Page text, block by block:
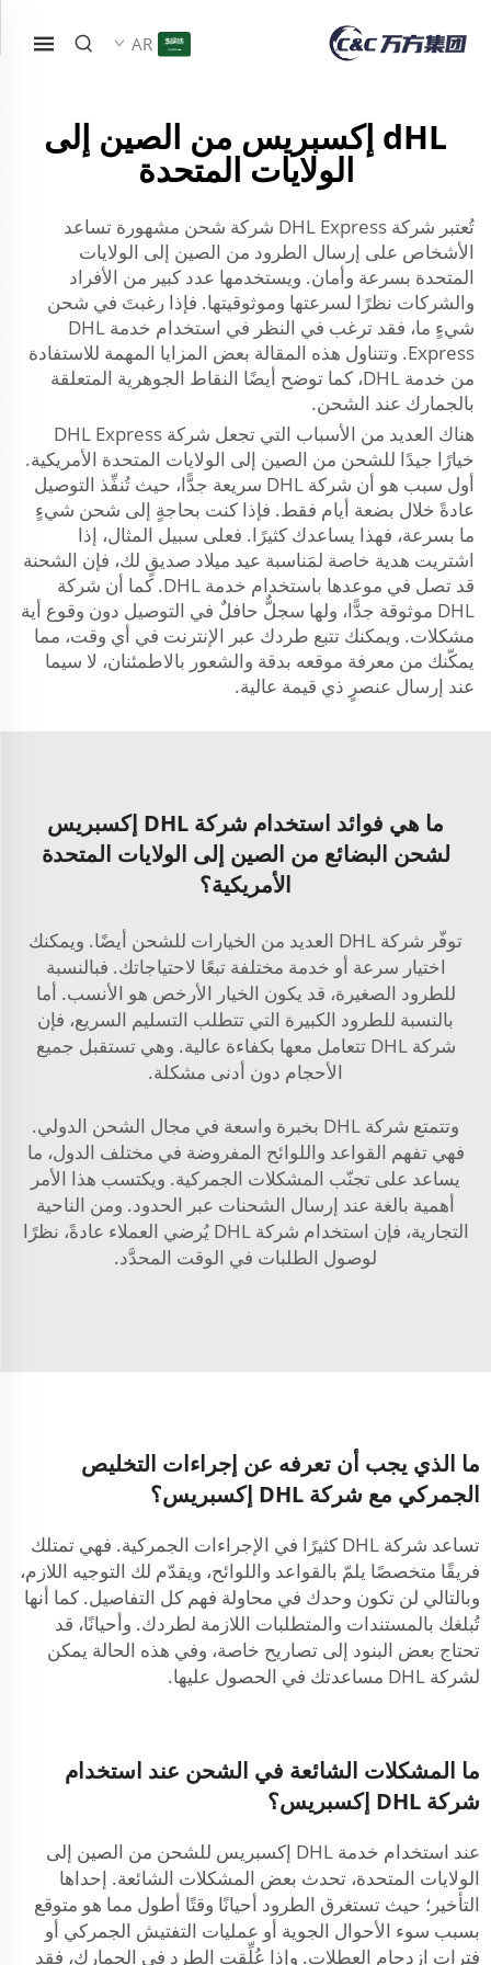
AR
dHL إكسبريس من الصين إلى
الولايات المتحدة
تُعتبر شركة DHL Express شركة شحن مشهورة تساعد
الأشخاص على إرسال الطرود من الصين إلى الولايات
المتحدة بسرعة وأمان. ويستخدمها عدد كبير من الأفراد
والشركات نظرًا لسرعتها وموثوقيتها. فإذا رغبتَ في شحن
شيءٍ ما، فقد ترغب في النظر في استخدام خدمة DHL
Express. وتتناول هذه المقالة بعض المزايا المهمة للاستفادة
من خدمة DHL، كما توضح أيضًا النقاط الجوهرية المتعلقة
بالجمارك عند الشحن.
هناك العديد من الأسباب التي تجعل شركة DHL Express
خيارًا جيدًا للشحن من الصين إلى الولايات المتحدة الأمريكية.
أول سبب هو أن شركة DHL سريعة جدًّا، حيث تُنفِّذ التوصيل
عادةً خلال بضعة أيام فقط. فإذا كنت بحاجةٍ إلى شحن شيءٍ
ما بسرعة، فهذا يساعدك كثيرًا. فعلى سبيل المثال، إذا
اشتريت هدية خاصة لمَناسبة عيد ميلاد صديقٍ لك، فإن الشحنة
قد تصل في موعدها باستخدام خدمة DHL. كما أن شركة
DHL موثوقة جدًّا، ولها سجلٌّ حافلٌ في التوصيل دون وقوع أية
مشكلات. ويمكنك تتبع طردك عبر الإنترنت في أي وقت، مما
يمكّنك من معرفة موقعه بدقة والشعور بالاطمئنان، لا سيما
عند إرسال عنصرٍ ذي قيمة عالية.
ما هي فوائد استخدام شركة DHL إكسبريس
لشحن البضائع من الصين إلى الولايات المتحدة
الأمريكية؟
توفّر شركة DHL العديد من الخيارات للشحن أيضًا. ويمكنك
اختيار سرعة أو خدمة مختلفة تبعًا لاحتياجاتك. فبالنسبة
للطرود الصغيرة، قد يكون الخيار الأرخص هو الأنسب. أما
بالنسبة للطرود الكبيرة التي تتطلب التسليم السريع، فإن
شركة DHL تتعامل معها بكفاءة عالية. وهي تستقبل جميع
الأحجام دون أدنى مشكلة.
وتتمتع شركة DHL بخبرة واسعة في مجال الشحن الدولي.
فهي تفهم القواعد واللوائح المفروضة في مختلف الدول، ما
يساعد على تجنّب المشكلات الجمركية. ويكتسب هذا الأمر
أهمية بالغة عند إرسال الشحنات عبر الحدود. ومن الناحية
التجارية، فإن استخدام شركة DHL يُرضي العملاء عادةً، نظرًا
لوصول الطلبات في الوقت المحدَّد.
ما الذي يجب أن تعرفه عن إجراءات التخليص
الجمركي مع شركة DHL إكسبريس؟
تساعد شركة DHL كثيرًا في الإجراءات الجمركية. فهي تمتلك
فريقًا متخصصًا يلمّ بالقواعد واللوائح، ويقدّم لك التوجيه اللازم،
وبالتالي لن تكون وحدك في محاولة فهم كل التفاصيل. كما أنها
تُبلغك بالمستندات والمتطلبات اللازمة لطردك. وأحيانًا، قد
تحتاج بعض البنود إلى تصاريح خاصة، وفي هذه الحالة يمكن
لشركة DHL مساعدتك في الحصول عليها.
ما المشكلات الشائعة في الشحن عند استخدام
شركة DHL إكسبريس؟
عند استخدام خدمة DHL إكسبريس للشحن من الصين إلى
الولايات المتحدة، تحدث بعض المشكلات الشائعة. إحداها
التأخير؛ حيث تستغرق الطرود أحيانًا وقتًا أطول مما هو متوقع
بسبب سوء الأحوال الجوية أو عمليات التفتيش الجمركي أو
فترات ازدحام العطلات. وإذا عُلِّقت الطرد في الجمارك، فقد